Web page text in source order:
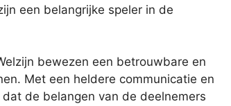
een belangrijke speler in de
bewezen een betrouwbare en
Met een heldere communicatie en
de belangen van de deelnemers